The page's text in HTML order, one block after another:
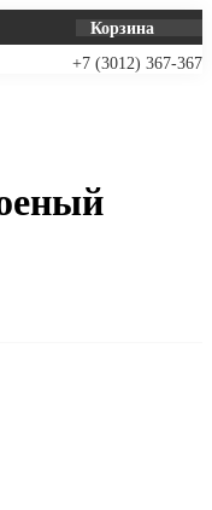
Корзина
+7 (3012) 367-367